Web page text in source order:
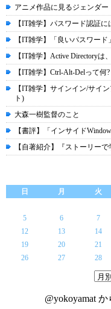
アニメ作品に見るジェンダー
【IT雑学】パスワード認証
【IT雑学】「良いパスワード
【IT雑学】Active Directoryは
【IT雑学】Ctrl-Alt-Delって何?
【IT雑学】サインイン/サイ
ト)
大森一樹監督のこと
【書評】「インサイド
【自著紹介】『ストーリーで
日
月 火
5
6 7
12
13 14
19
20 21
26
27 28
@yokoyamat